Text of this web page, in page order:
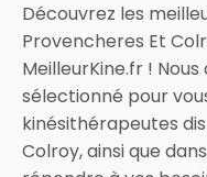
Découvrez les
Provencheres Et
MeilleurKine.fr !
sélectionné pour
kinésithérapeutes
Colroy, ainsi que